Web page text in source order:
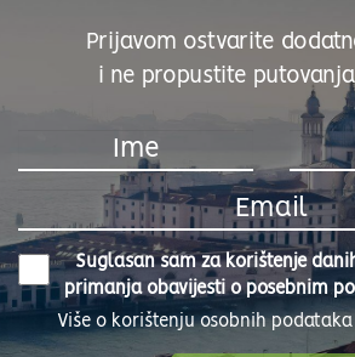
Prijavom ostvarite
i ne propustite
Suglasan sam za korištenje
primanja obavijesti o posebnim
Više o korištenju osobnih